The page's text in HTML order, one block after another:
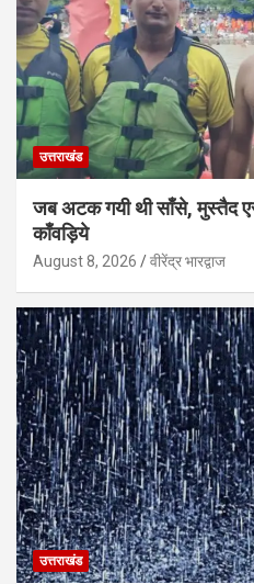
उत्तराखंड
जब अटक गयी थी साँसे, मुस्तैद
काँवड़िये
August 8, 2026 वीरेंद्र भारद्वाज
उत्तराखंड